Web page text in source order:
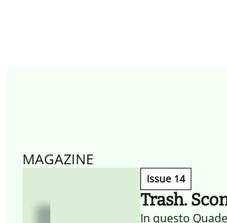
MAGAZINE
Issue 14
Trash.
In questo